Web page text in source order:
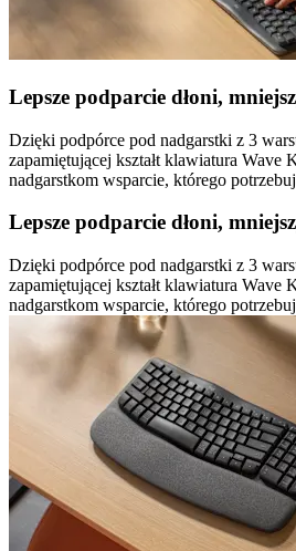
Lepsze podparcie dłoni,
Dzięki podpórce pod nadgarstki z 3
zapamiętującej kształt klawiatura Wave
nadgarstkom wsparcie, którego
Lepsze podparcie dłoni,
Dzięki podpórce pod nadgarstki z 3
zapamiętującej kształt klawiatura Wave
nadgarstkom wsparcie, którego